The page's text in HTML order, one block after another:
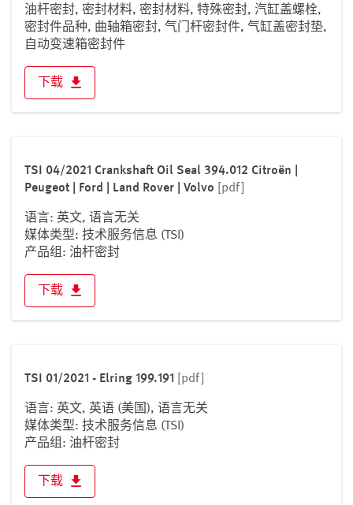
油杆密封, 密封材料, 密封材料, 特殊密封, 汽缸盖螺栓,
密封件品种, 曲轴箱密封, 气门杆密封件, 气缸盖密封垫,
自动变速箱密封件
下载
TSI 04/2021 Crankshaft Oil Seal 394.012 Citroën |
Peugeot | Ford | Land Rover | Volvo
[pdf]
语言: 英文, 语言无关
媒体类型: 技术服务信息 (TSI)
产品组: 油杆密封
下载
TSI 01/2021 - Elring 199.191 [pdf]
语言: 英文, 英语 (美国), 语言无关
媒体类型: 技术服务信息 (TSI)
产品组: 油杆密封
下载